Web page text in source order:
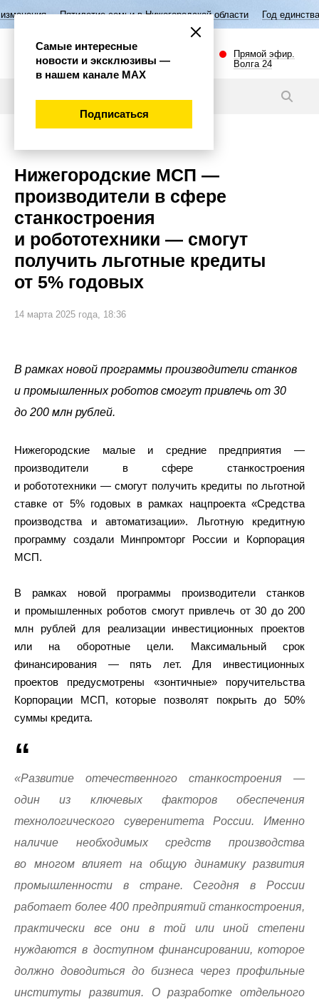
семьи в Нижегородской области Год единства народов России
Прямой эфир.
Волга 24
Нижегородские МСП —
производители в сфере
станкостроения
и робототехники — смогут
получить льготные кредиты
от 5% годовых
14 марта 2025 года, 18:36
В рамках новой программы производители станков
и промышленных роботов смогут привлечь от 30
до 200 млн рублей.
Нижегородские малые и средние предприятия —
производители в сфере станкостроения
и робототехники — смогут получить кредиты по льготной
ставке от 5% годовых в рамках нацпроекта «Средства
производства и автоматизации». Льготную кредитную
программу создали Минпромторг России и Корпорация
МСП.
В рамках новой программы производители станков
и промышленных роботов смогут привлечь от 30 до 200
млн рублей для реализации инвестиционных проектов
или на оборотные цели. Максимальный срок
финансирования — пять лет. Для инвестиционных
проектов предусмотрены «зонтичные» поручительства
Корпорации МСП, которые позволят покрыть до 50%
суммы кредита.
«Развитие отечественного станкостроения —
один из ключевых факторов обеспечения
технологического суверенитета России. Именно
наличие необходимых средств производства
во многом влияет на общую динамику развития
промышленности в стране. Сегодня в России
работает более 400 предприятий станкостроения,
практически все они в той или иной степени
нуждаются в доступном финансировании, которое
должно доводиться до бизнеса через профильные
институты развития. О разработке отдельного
Самые интересные
новости и эксклюзивы —
в нашем канале МАХ
Подписаться